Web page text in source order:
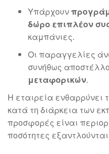
Υπάρχουν
δώρο επιπλέον
καμπάνιες.
Οι παραγγελίες
συνήθως
μεταφορικών.
Η εταιρεία ενθαρρύνει
κατά τη διάρκεια των
προσφορές είναι
ποσότητες